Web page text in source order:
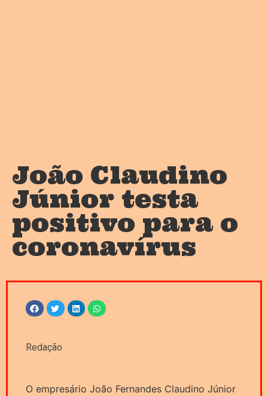
João Claudino
Júnior testa
positivo para o
coronavírus
Redação
O empresário João Fernandes Claudino Júnior